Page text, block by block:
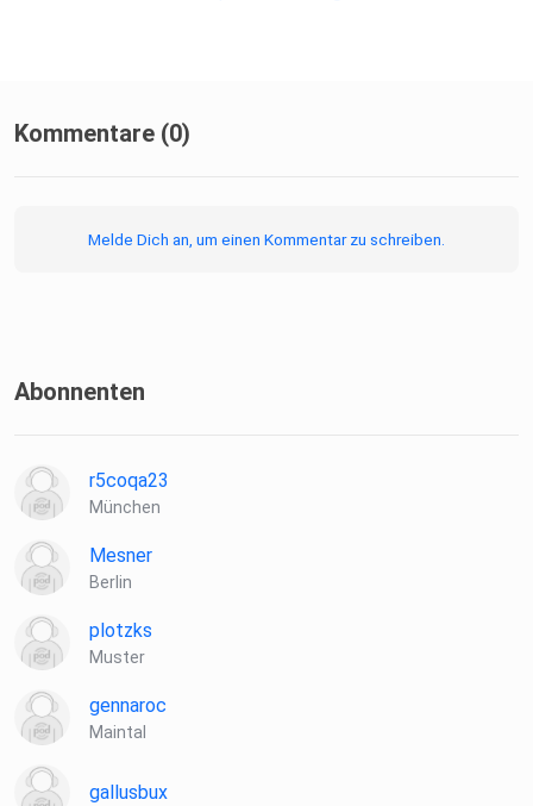
Kommentare (0)
Melde Dich an, um einen Kommentar zu schreiben.
Abonnenten
r5coqa23
München
Mesner
Berlin
plotzks
Muster
gennaroc
Maintal
gallusbux